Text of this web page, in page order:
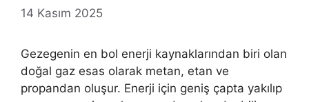
14 Kasım 2025
Gezegenin en bol enerji kaynaklarından biri olan
doğal gaz esas olarak metan, etan ve
propandan oluşur. Enerji için geniş çapta yakılıp